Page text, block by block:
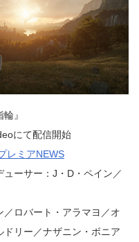
』
にて配信開始
レミアNEWS
ーサー：J・D・ペイン／
ロバート・アラマヨ／オ
リー／ナザニン・ボニア